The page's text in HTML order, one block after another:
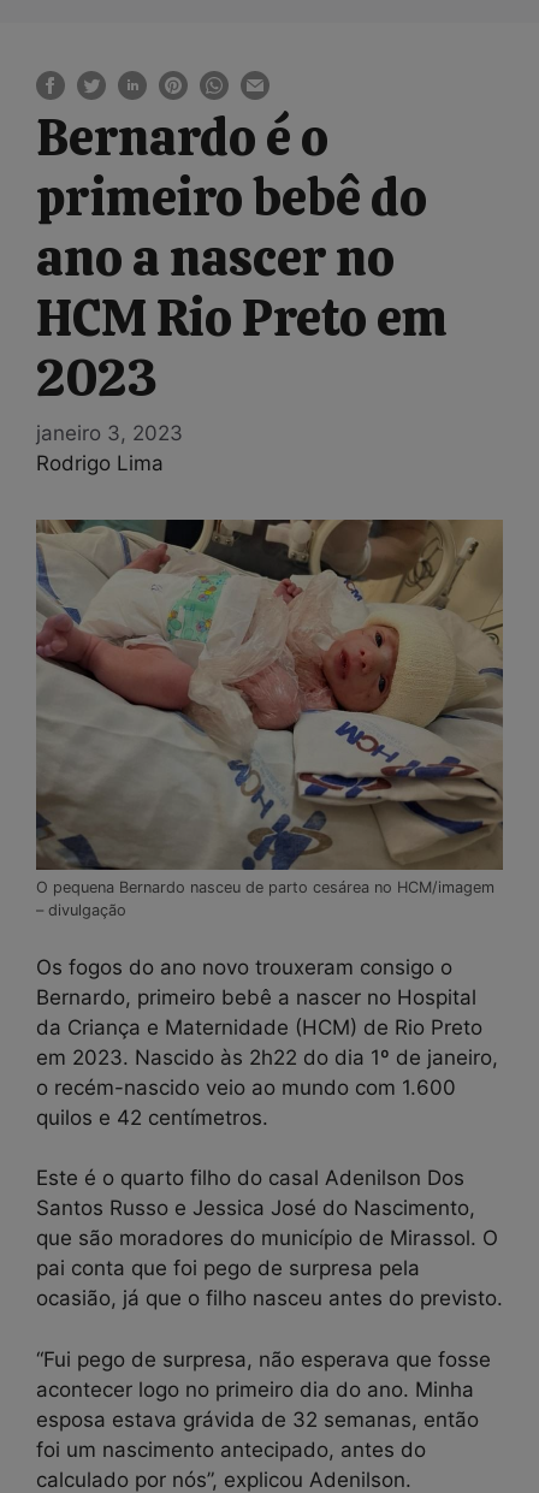
Bernardo é o
primeiro bebê do
ano a nascer no
HCM Rio Preto em
2023
janeiro 3, 2023
Rodrigo Lima
O pequena Bernardo nasceu de parto cesárea no HCM/imagem
– divulgação
Os fogos do ano novo trouxeram consigo o
Bernardo, primeiro bebê a nascer no Hospital
da Criança e Maternidade (HCM) de Rio Preto
em 2023. Nascido às 2h22 do dia 1º de janeiro,
o recém-nascido veio ao mundo com 1.600
quilos e 42 centímetros.
Este é o quarto filho do casal Adenilson Dos
Santos Russo e Jessica José do Nascimento,
que são moradores do município de Mirassol. O
pai conta que foi pego de surpresa pela
ocasião, já que o filho nasceu antes do previsto.
“Fui pego de surpresa, não esperava que fosse
acontecer logo no primeiro dia do ano. Minha
esposa estava grávida de 32 semanas, então
foi um nascimento antecipado, antes do
calculado por nós”, explicou Adenilson.